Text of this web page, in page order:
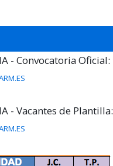
- Convocatoria Oficial:
- Vacantes de Plantilla: